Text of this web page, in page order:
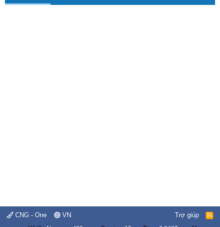
CNG - One VN Trợ giúp
R